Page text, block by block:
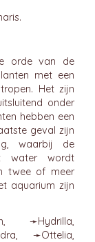
orde van de
met een
Het zijn
onder
hebben een
geval zijn
waarbij de
water wordt
twee of meer
aquarium zijn
, ➛Hydrilla,
, ➛Ottelia,